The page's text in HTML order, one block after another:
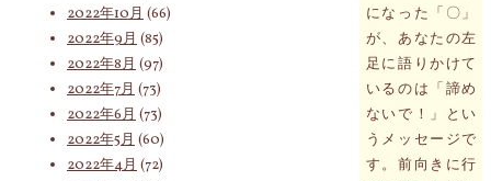
になった「〇」
が、あなたの左
足に語りかけて
いるのは「諦め
ないで！」とい
うメッセージで
す。前向きに行
2022年10月 (66)
2022年9月 (85)
2022年8月 (97)
2022年7月 (73)
2022年6月 (73)
2022年5月 (60)
2022年4月 (72)